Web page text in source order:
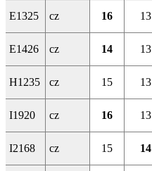
E1325 cz 16 13
E1426 cz 14 13
H1235 cz 15 13
I1920 cz 16 13
I2168 cz 15 14